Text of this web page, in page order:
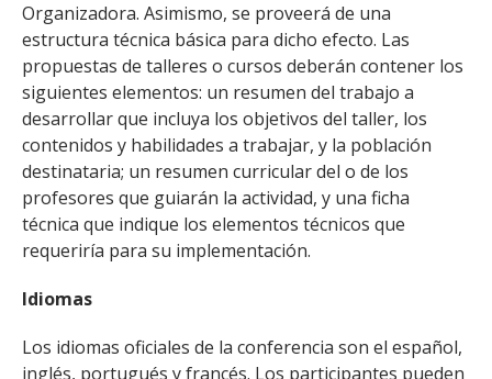
Organizadora. Asimismo, se proveerá de una
estructura técnica básica para dicho efecto. Las
propuestas de talleres o cursos deberán contener los
siguientes elementos: un resumen del trabajo a
desarrollar que incluya los objetivos del taller, los
contenidos y habilidades a trabajar, y la población
destinataria; un resumen curricular del o de los
profesores que guiarán la actividad, y una ficha
técnica que indique los elementos técnicos que
requeriría para su implementación.
Idiomas
Los idiomas oficiales de la conferencia son el español,
inglés, portugués y francés. Los participantes pueden